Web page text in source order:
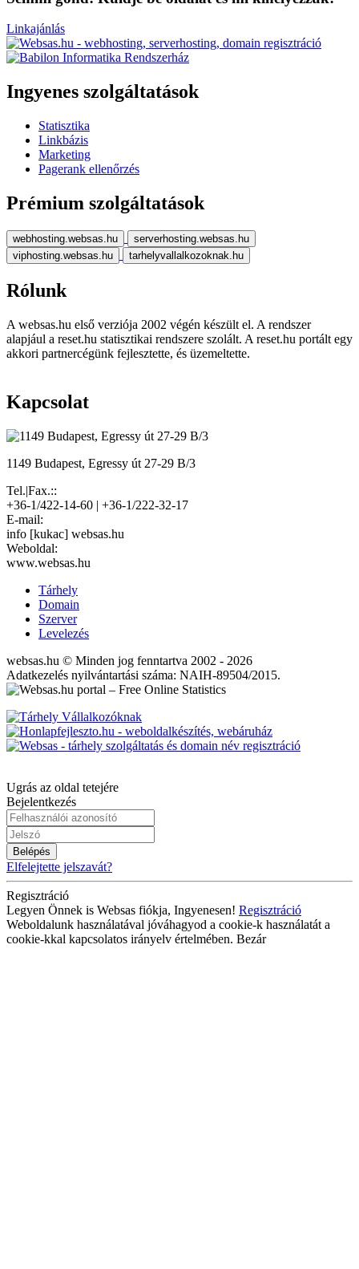
Linkajánlás
Ingyenes szolgáltatások
Statisztika
Linkbázis
Marketing
Pagerank ellenőrzés
Prémium szolgáltatások
webhosting.websas.hu
serverhosting.websas.hu
viphosting.websas.hu
tarhelyvallalkozoknak.hu
Rólunk
A websas.hu első verziója 2002 végén készült el. A rendszer
alapjául a reset.hu statisztikai rendszere szolált. A reset.hu portált egy
akkori partnercégünk fejlesztette, és üzemeltette.
Kapcsolat
1149 Budapest, Egressy út 27-29 B/3
Tel.|Fax.::
+36-1/422-14-60 | +36-1/222-32-17
E-mail:
info [kukac] websas.hu
Weboldal:
www.websas.hu
Tárhely
Domain
Szerver
Levelezés
websas.hu © Minden jog fenntartva 2002 - 2026
Adatkezelés nyilvántartási száma: NAIH-89504/2015.
Ugrás az oldal tetejére
Bejelentkezés
Belépés
Elfelejtette jelszavát?
Regisztráció
Legyen Önnek is Websas fiókja, Ingyenesen! Regisztráció
Weboldalunk használatával jóváhagyod a cookie-k használatát a
cookie-kkal kapcsolatos irányelv értelmében. Bezár